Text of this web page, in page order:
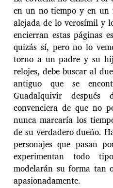
en un no tiempo y en
alejada de lo verosímil y
encierran estas páginas
quizás sí, pero no lo
torno a un padre y su
relojes, debe buscar al
antiguo que se
Guadalquivir
convenciera de que no
nunca marcaría los
de su verdadero dueño.
personajes que pasan
experimentan todo
modelarán su forma
apasionadamente.